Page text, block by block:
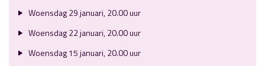
Woensdag 29 januari, 20.00 uur
Woensdag 22 januari, 20.00 uur
Woensdag 15 januari, 20.00 uur